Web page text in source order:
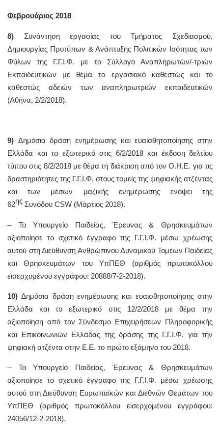
Φεβρουάριος 2018
8) Συνάντηση εργασίας του Τμήματος Σχεδιασμού,
Δημιουργίας Προτύπων & Ανάπτυξης Πολιτικών Ισότητας των
Φύλων της Γ.Γ.Ι.Φ. με το Σύλλογο Αναπληρωτών/-τριών
Εκπαιδευτικών με θέμα το εργασιακό καθεστώς και το
καθεστώς αδειών των αναπληρωτριών εκπαιδευτικών
(Αθήνα, 2/2/2018).
9) Δημόσια δράση ενημέρωσης και ευαισθητοποίησης στην
Ελλάδα και το εξωτερικό στις 6/2/2018 και έκδοση δελτίου
τύπου στις 8/2/2018 με θέμα τη διάκριση από τον Ο.Η.Ε. για τις
δραστηριότητες της Γ.Γ.Ι.Φ. στους τομείς της ψηφιακής ατζέντας
και των μέσων μαζικής ενημέρωσης ενόψει της
62ης Συνόδου CSW (Μάρτιος 2018).
– To Υπουργείο Παιδείας, Έρευνας & Θρησκευμάτων
αξιοποίησε το σχετικό έγγραφο της Γ.Γ.Ι.Φ. μέσω χρέωσης
αυτού στη Διεύθυνση Ανθρώπινου Δυναμικού Τομέων Παιδείας
και Θρησκευμάτων του ΥπΠΕΘ (αριθμός πρωτοκόλλου
εισερχομένου εγγράφου: 20888/7-2-2018).
10) Δημόσια δράση ενημέρωσης και ευαισθητοποίησης στην
Ελλάδα και το εξωτερικό στις 12/2/2018 με θέμα την
αξιοποίηση από τον Σύνδεσμο Επιχειρήσεων Πληροφορικής
και Επικοινωνιών Ελλάδας της δράσης της Γ.Γ.Ι.Φ. για την
ψηφιακή ατζέντα στην Ε.Ε. το πρώτο εξάμηνο του 2018.
– To Υπουργείο Παιδείας, Έρευνας & Θρησκευμάτων
αξιοποίησε το σχετικό έγγραφο της Γ.Γ.Ι.Φ. μέσω χρέωσης
αυτού στη Διεύθυνση Ευρωπαϊκών και Διεθνών Θεμάτων του
ΥπΠΕΘ (αριθμός πρωτοκόλλου εισερχομένου εγγράφου:
24056/12-2-2018).